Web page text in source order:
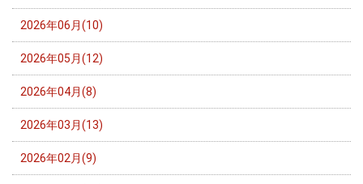
2026年06月(10)
2026年05月(12)
2026年04月(8)
2026年03月(13)
2026年02月(9)